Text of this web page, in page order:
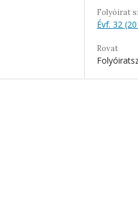
Folyóirat
Évf. 32
Rovat